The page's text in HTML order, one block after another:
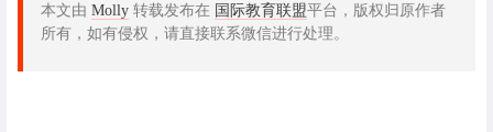
本文由 Molly 转载发布在 国际教育联盟平台，版权归原作者
所有，如有侵权，请直接联系微信进行处理。